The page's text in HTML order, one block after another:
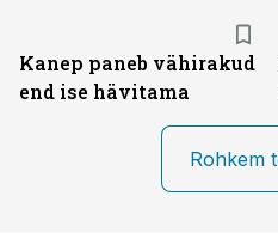
Kanep paneb vähirakud
end ise hävitama
Rohkem